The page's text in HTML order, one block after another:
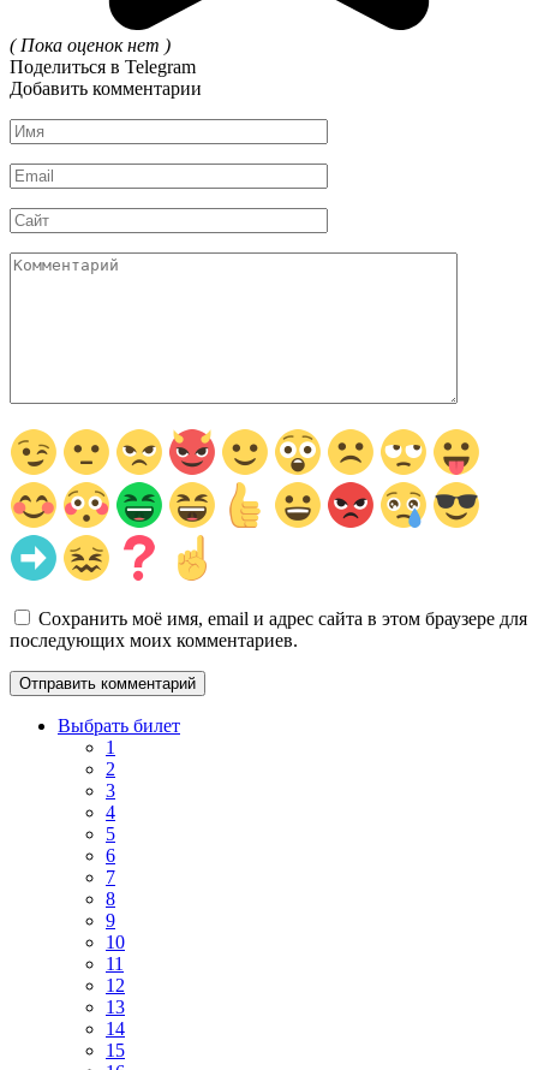
( Пока оценок нет )
Поделиться в Telegram
Добавить комментарии
Имя
*
Email
*
Сайт
Комментарий
Сохранить моё имя, email и адрес сайта в этом браузере для
последующих моих комментариев.
Выбрать билет
1
2
3
4
5
6
7
8
9
10
11
12
13
14
15